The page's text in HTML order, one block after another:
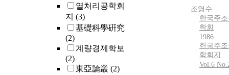
열처리공학회
지 (3)
基礎科學硏究
(2)
계량경제학보
(2)
東亞論叢 (2)
조영수
한국주
학회
1986
한국주
학회지
Vol.6